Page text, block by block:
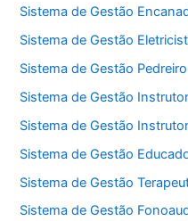
Sistema de Gestão
Sistema de Gestão
Sistema de Gestão Pedreiro
Sistema de Gestão
Sistema de Gestão
Sistema de Gestão
Sistema de Gestão
Sistema de Gestão